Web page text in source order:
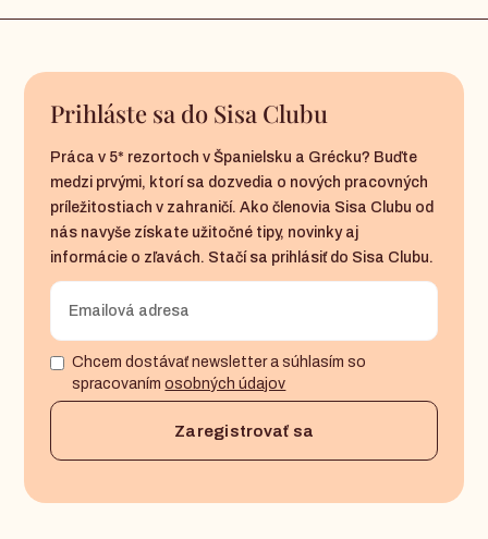
Prihláste sa do Sisa Clubu
Práca v 5* rezortoch v Španielsku a Grécku? Buďte
medzi prvými, ktorí sa dozvedia o nových pracovných
príležitostiach v zahraničí. Ako členovia Sisa Clubu od
nás navyše získate užitočné tipy, novinky aj
informácie o zľavách. Stačí sa prihlásiť do Sisa Clubu.
Chcem dostávať newsletter a súhlasím so
spracovanímosobných údajov